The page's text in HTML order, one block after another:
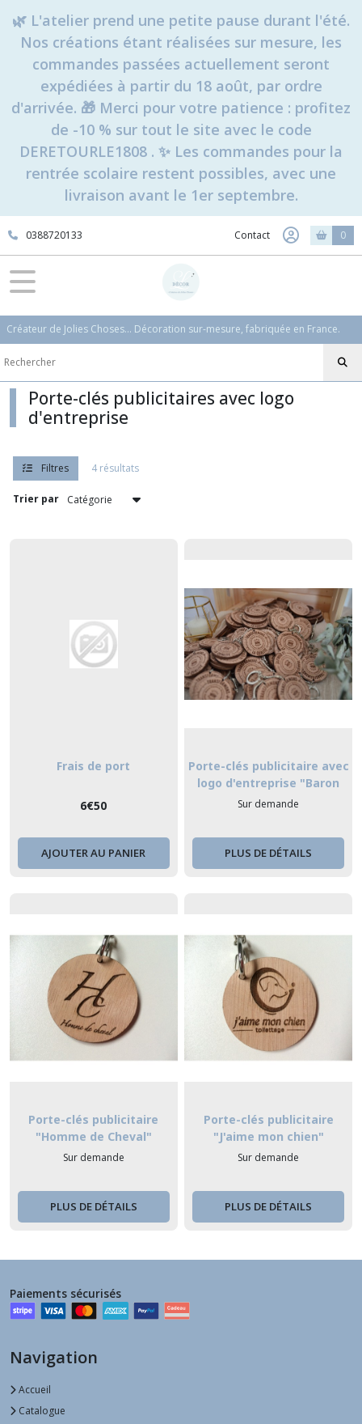
🌿 L'atelier prend une petite pause durant l'été.
Nos créations étant réalisées sur mesure, les
commandes passées actuellement seront
expédiées à partir du 18 août, par ordre
d'arrivée. 🎁 Merci pour votre patience : profitez
de -10 % sur tout le site avec le code
DERETOURLE1808 . ✨ Les commandes pour la
rentrée scolaire restent possibles, avec une
livraison avant le 1er septembre.
0388720133 Contact 0
Créateur de Jolies Choses... Décoration sur-mesure, fabriquée en France.
Porte-clés publicitaires avec logo
d'entreprise
Filtres 4 résultats
Trier par
Frais de port
6€50
AJOUTER AU PANIER
Porte-clés publicitaire avec
logo d'entreprise "Baron
Philippe de Rothschild"
Sur demande
PLUS DE DÉTAILS
Porte-clés publicitaire
"Homme de Cheval"
Sur demande
PLUS DE DÉTAILS
Porte-clés publicitaire
"J'aime mon chien"
Sur demande
PLUS DE DÉTAILS
Fermer
FILTRES
Tous
les
Pour
Professionnels
clés
publicitaires
logo
d'entreprise
Afficher
les
résultats
Paiements sécurisés
Navigation
Accueil
Catalogue